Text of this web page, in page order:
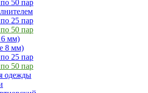
50 пар
25 пар
50 пар
6 мм)
8 мм)
25 пар
50 пар
одежды